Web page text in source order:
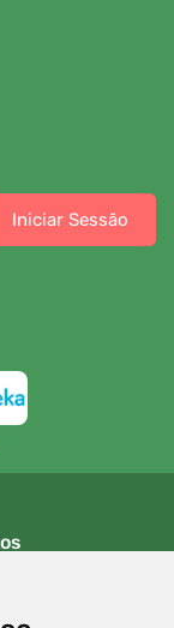
Iniciar Sessão
a 80 EUR